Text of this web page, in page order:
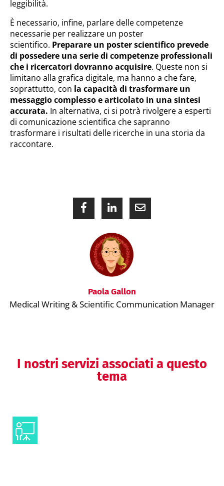
leggibilità.
È necessario, infine, parlare delle competenze
necessarie per realizzare un poster
scientifico. Preparare un poster scientifico prevede
di possedere una serie di competenze professionali
che i ricercatori dovranno acquisire. Queste non si
limitano alla grafica digitale, ma hanno a che fare,
soprattutto, con la capacità di trasformare un
messaggio complesso e articolato in una sintesi
accurata. In alternativa, ci si potrà rivolgere a esperti
di comunicazione scientifica che sapranno
trasformare i risultati delle ricerche in una storia da
raccontare.
Paola Gallon
Medical Writing & Scientific Communication Manager
I nostri servizi associati a questo
tema